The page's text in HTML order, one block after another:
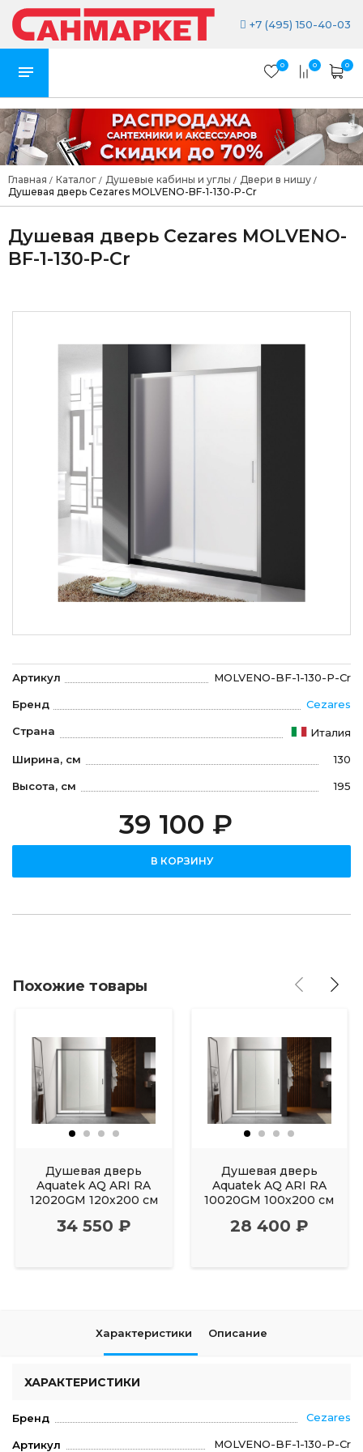
+7 (495) 150-40-03
0 0 0
Главная / Каталог / Душевые кабины и углы / Двери в нишу /
Душевая дверь Cezares MOLVENO-BF-1-130-P-Cr
Душевая дверь Cezares MOLVENO-
BF-1-130-P-Cr
Артикул MOLVENO-BF-1-130-P-Cr
Бренд Cezares
Страна Италия
Ширина, см 130
Высота, см 195
39 100 ₽
В КОРЗИНУ
Похожие товары
Душевая дверь
Aquatek AQ ARI RA
12020GM 120х200 см
34 550 ₽
Душевая дверь
Aquatek AQ ARI RA
10020GM 100х200 см
28 400 ₽
Характеристики Описание
ХАРАКТЕРИСТИКИ
Бренд Cezares
Артикул MOLVENO-BF-1-130-P-Cr